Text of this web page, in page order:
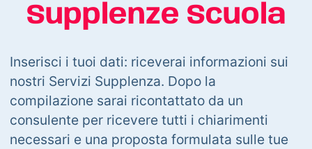
Supplenze Scuola
Inserisci i tuoi dati: riceverai informazioni sui
nostri Servizi Supplenza. Dopo la
compilazione sarai ricontattato da un
consulente per ricevere tutti i chiarimenti
necessari e una proposta formulata sulle tue